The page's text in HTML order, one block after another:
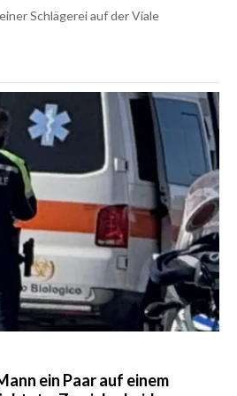
Schlägerei auf der Viale
ein Paar auf einem